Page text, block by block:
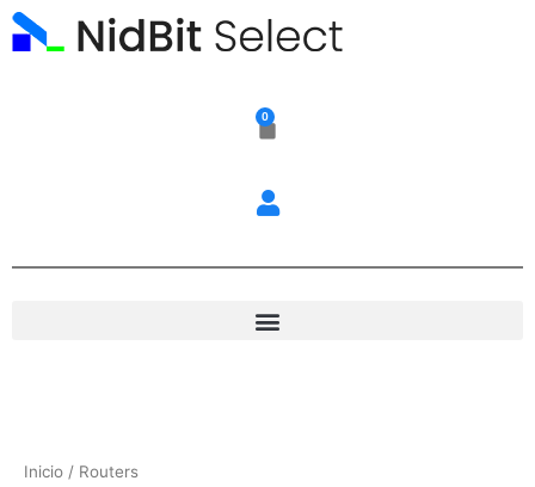
0
Carrito
Inicio / Routers